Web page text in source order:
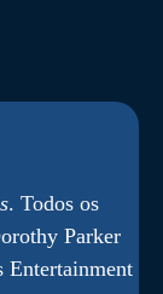
. Todos os
Parker
Entertainment